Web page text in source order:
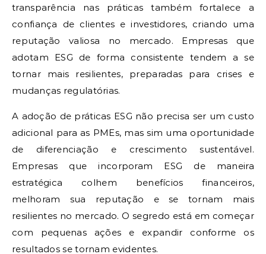
transparência nas práticas também fortalece a
confiança de clientes e investidores, criando uma
reputação valiosa no mercado. Empresas que
adotam ESG de forma consistente tendem a se
tornar mais resilientes, preparadas para crises e
mudanças regulatórias.
A adoção de práticas ESG não precisa ser um custo
adicional para as PMEs, mas sim uma oportunidade
de diferenciação e crescimento sustentável.
Empresas que incorporam ESG de maneira
estratégica colhem benefícios financeiros,
melhoram sua reputação e se tornam mais
resilientes no mercado. O segredo está em começar
com pequenas ações e expandir conforme os
resultados se tornam evidentes.